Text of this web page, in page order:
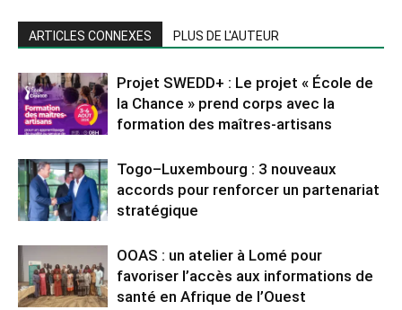
ARTICLES CONNEXES PLUS DE L'AUTEUR
Projet SWEDD+ : Le projet « École de
la Chance » prend corps avec la
formation des maîtres-artisans
Togo–Luxembourg : 3 nouveaux
accords pour renforcer un partenariat
stratégique
OOAS : un atelier à Lomé pour
favoriser l’accès aux informations de
santé en Afrique de l’Ouest